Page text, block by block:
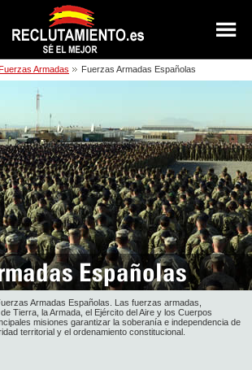
Armadas Fuerzas Armadas Españolas
Españolas
Armadas Españolas. Las fuerzas armadas,
Tierra, la Armada, el Ejército del Aire y los Cuerpos
misiones garantizar la soberanía e independencia de
territorial y el ordenamiento constitucional.